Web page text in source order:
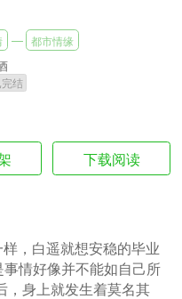
都市情缘
结
下载阅读
，白遥就想安稳的毕业
情好像并不能如自己所
，身上就发生着莫名其